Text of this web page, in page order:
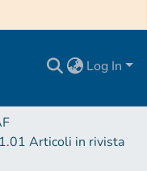
Log In
1.01 Articoli in rivista